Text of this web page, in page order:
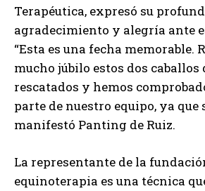
Terapéutica, expresó su
agradecimiento y alegría ante
“Esta es una fecha memorable.
mucho júbilo estos dos caballos
rescatados y hemos
parte de nuestro equipo, ya que
manifestó Panting de Ruiz.
La representante de la
equinoterapia es una técnica